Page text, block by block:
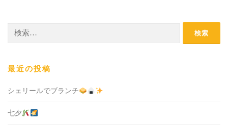
最近の投稿
シェリールでブランチ
七夕